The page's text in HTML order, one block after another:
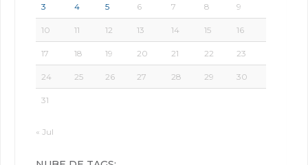
3 4 5 6 7 8 9
10 11 12 13 14 15 16
17 18 19 20 21 22 23
24 25 26 27 28 29 30
31
« Jul